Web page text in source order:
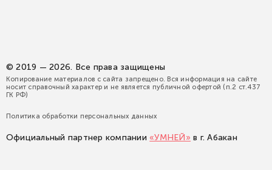
© 2019 — 2026. Все права защищены
Копирование материалов с сайта запрещено. Вся информация на сайте
носит справочный характер и не является публичной офертой (п.2 ст.437
ГК РФ)
Политика обработки персональных данных
Официальный партнер компании «УМНЕЙ» в г. Абакан